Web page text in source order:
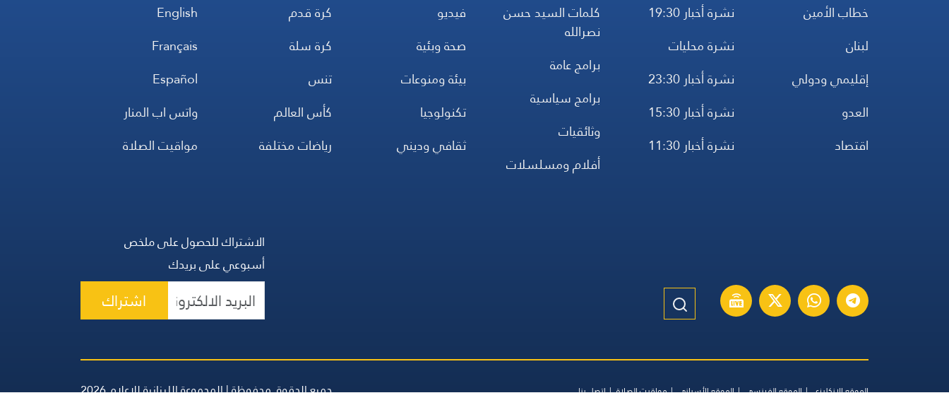
خطاب الأمين
لبنان
إقليمي ودولي
العدو
اقتصاد
نشرة أخبار 19:30
نشرة محليات
نشرة أخبار 23:30
نشرة أخبار 15:30
نشرة أخبار 11:30
كلمات السيد حسن
نصرالله
برامج عامة
برامج سياسية
وثائقيات
أفلام ومسلسلات
فيديو
صحة وبئية
بيئة ومنوعات
تكنولوجيا
ثقافي وديني
كرة قدم
كرة سلة
تنس
كأس العالم
رياضات مختلفة
English
Français
Español
واتس اب المنار
مواقيت الصلاة
الاشتراك للحصول على ملخص
أسبوعي على بريدك
اشتراك
الموقع الإنكليزي الموقع الفرنسي الموقع الأسباني مواقيت الصلاة اتصل بنا جميع الحقوق محفوظة | المجموعة اللبنانية للإعلام 2026